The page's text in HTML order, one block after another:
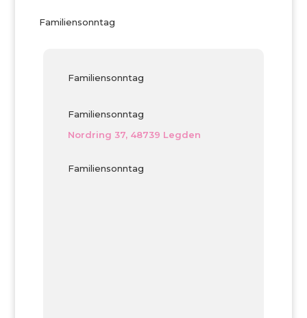
Familiensonntag
Familiensonntag
Familiensonntag
Nordring 37, 48739 Legden
Familiensonntag